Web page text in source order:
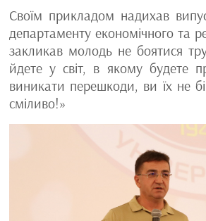
Своїм прикладом надихав
департаменту економічного та
закликав молодь не боятися
йдете у світ, в якому будете
виникати перешкоди, ви їх не
сміливо!»